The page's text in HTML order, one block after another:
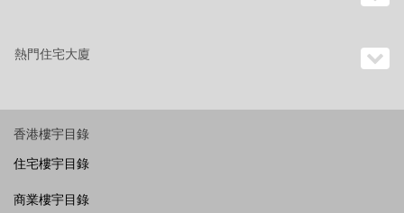
熱門住宅大廈
香港樓宇目錄
住宅樓宇目錄
商業樓宇目錄